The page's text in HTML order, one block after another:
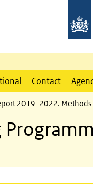
Contact
2019–2022. Methods